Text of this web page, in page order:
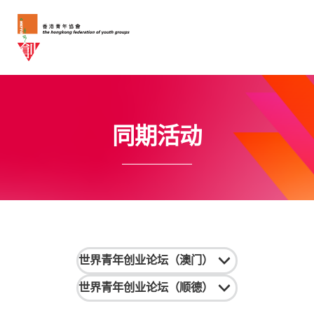
同期活动
世界青年创业论坛（澳门）
世界青年创业论坛（顺德）